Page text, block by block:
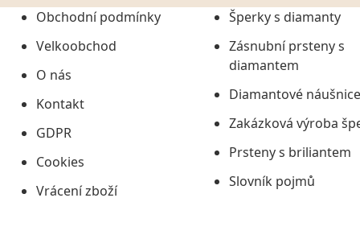
údajů či jako jeho
informací, nejdéle
Obchodní podmínky
Velkoobchod
O nás
Kontakt
GDPR
Cookies
Vrácení zboží
Šperky s diamanty
Zásnubní prsteny s
diamantem
Diamantové náušnice
Zakázková výroba
Prsteny s briliantem
Slovník pojmů